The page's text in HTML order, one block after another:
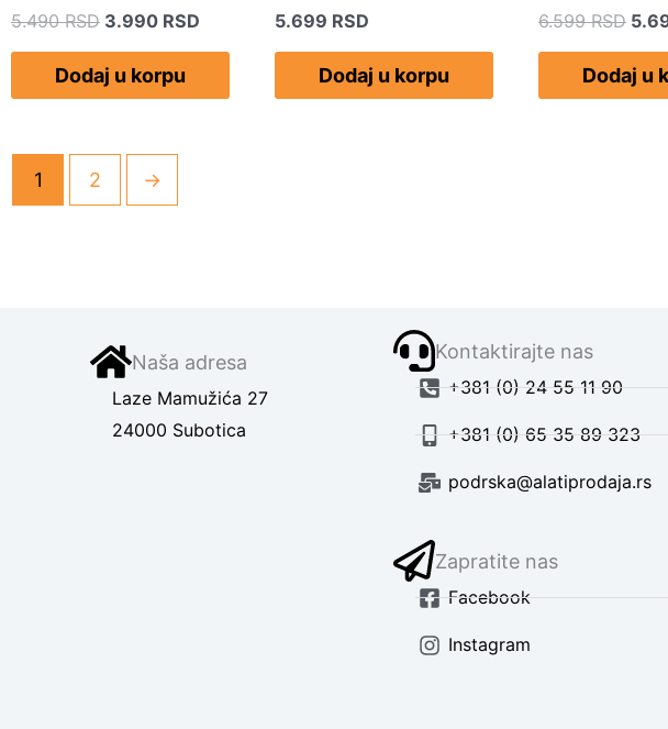
5.490RSD 3.990 RSD
Dodaj u korpu
5.699 RSD
Dodaj u korpu
6.599RSD
Dodaj u
1 2 →
Naša adresa
Laze Mamužića 27
24000 Subotica
Kontaktirajte nas
+381 (0) 24 55 11 90
+381 (0) 65 35 89 323
podrska@alatiprodaja.rs
Zapratite nas
Facebook
Instagram